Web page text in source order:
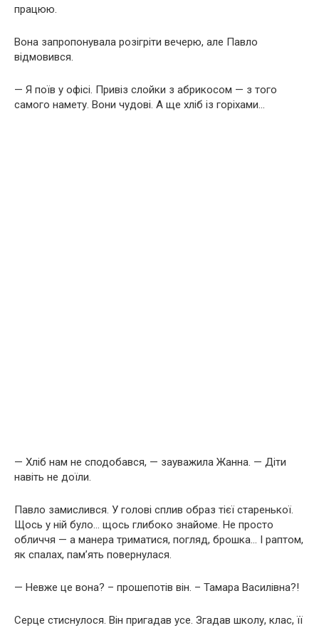
працюю.
Вона запропонувала розігріти вечерю, але Павло
відмовився.
— Я поїв у офісі. Привіз слойки з абрикосом — з того
самого намету. Вони чудові. А ще хліб із горіхами…
— Хліб нам не сподобався, — зауважила Жанна. — Діти
навіть не доїли.
Павло замислився. У голові сплив образ тієї старенької.
Щось у ній було… щось глибоко знайоме. Не просто
обличчя — а манера триматися, погляд, брошка… І раптом,
як спалах, пам’ять повернулася.
— Невже це вона? – прошепотів він. – Тамара Василівна?!
Серце стиснулося. Він пригадав усе. Згадав школу, клас, її